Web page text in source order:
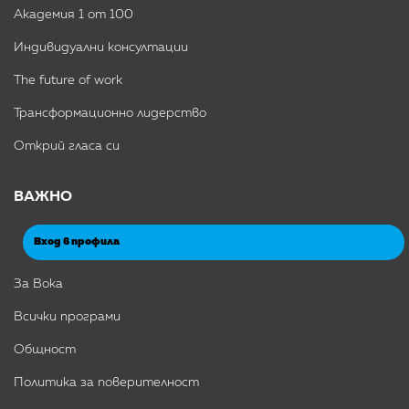
Академия 1 от 100
Индивидуални консултации
The future of work
Трансформационно лидерство
Открий гласа си
ВАЖНО
Вход в профила
За Вока
Всички програми
Общност
Политика за поверителност